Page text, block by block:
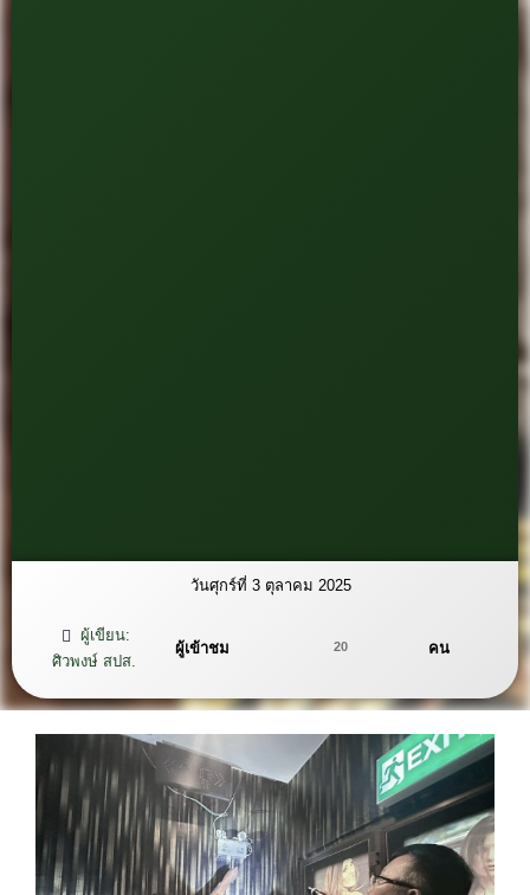
วันศุกร์ที่ 3 ตุลาคม 2025
ผู้เขียน:
ศิวพงษ์ สปส.
ผู้เข้าชม 20 คน